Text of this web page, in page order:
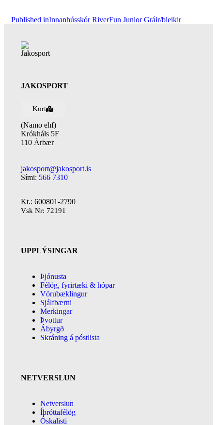
Published inInnanhússkór RiverFun Junior Gráir/bleikir
JAKOSPORT
Kort
(Namo ehf)
Krókháls 5F
110 Árbær
jakosport@jakosport.is
Sími: 566 7310
Kt.: 600801-2790
Vsk Nr: 72191
UPPLÝSINGAR
Þjónusta
Félög, fyrirtæki & hópar
Vörubæklingur
Sjálfbærni
Merkingar
Þvottur
Ábyrgð
Skráning á póstlista
NETVERSLUN
Netverslun
Íþróttafélög
Óskalisti